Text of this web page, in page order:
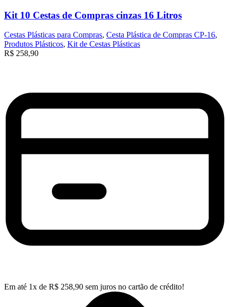
Kit 10 Cestas de Compras cinzas 16 Litros
Cestas Plásticas para Compras, Cesta Plástica de Compras CP-16,
Produtos Plásticos, Kit de Cestas Plásticas
R$ 258,90
Em até 1x de R$ 258,90 sem juros no cartão de crédito!